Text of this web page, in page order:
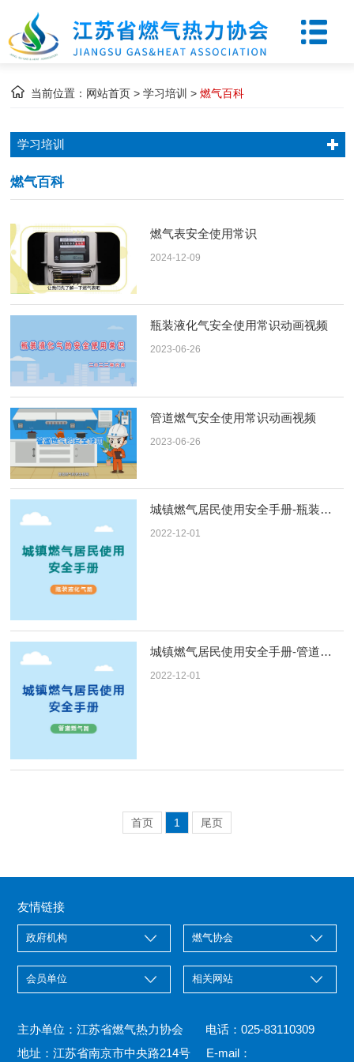
当前位置： 网站首页 >学习培训 >燃气百科
学习培训
燃气百科
燃气表安全使用常识
2024-12-09
瓶装液化气安全使用常识动画视频
2023-06-26
管道燃气安全使用常识动画视频
2023-06-26
城镇燃气居民使用安全手册-瓶装液化气
2022-12-01
城镇燃气居民使用安全手册-管道燃气
2022-12-01
首页 1 尾页
友情链接
主办单位：江苏省燃气热力协会 电话：025-83110309
地址：江苏省南京市中央路214号 E-mail：